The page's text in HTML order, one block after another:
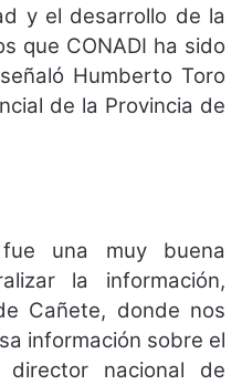
y el desarrollo de la
que CONADI ha sido
Humberto Toro
de la Provincia de
una muy buena
la información,
Cañete, donde nos
información sobre el
nacional de